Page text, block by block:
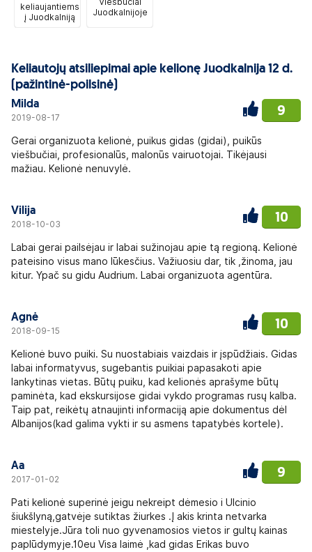
keliaujantiems
į Juodkalniją
Juodkalnijoje
Keliautojų atsiliepimai apie kelionę Juodkalnija 12 d.
(pažintinė-poilsinė)
Milda
2019-08-17 9
Gerai organizuota kelionė, puikus gidas (gidai), puikūs
viešbučiai, profesionalūs, malonūs vairuotojai. Tikėjausi
mažiau. Kelionė nenuvylė.
Vilija
2018-10-03 10
Labai gerai pailsėjau ir labai sužinojau apie tą regioną. Kelionė
pateisino visus mano lūkesčius. Važiuosiu dar, tik ,žinoma, jau
kitur. Ypač su gidu Audrium. Labai organizuota agentūra.
Agnė
2018-09-15 10
Kelionė buvo puiki. Su nuostabiais vaizdais ir įspūdžiais. Gidas
labai informatyvus, sugebantis puikiai papasakoti apie
lankytinas vietas. Būtų puiku, kad kelionės aprašyme būtų
paminėta, kad ekskursijose gidai vykdo programas rusų kalba.
Taip pat, reikėtų atnaujinti informaciją apie dokumentus dėl
Albanijos(kad galima vykti ir su asmens tapatybės kortele).
Aa
2017-01-02 9
Pati kelionė superinė jeigu nekreipt dėmesio i Ulcinio
šiukšlyną,gatvėje sutiktas žiurkes .Į akis krinta netvarka
miestelyje.Jūra toli nuo gyvenamosios vietos ir gultų kainas
paplūdymyje.10eu Visa laimė ,kad gidas Erikas buvo